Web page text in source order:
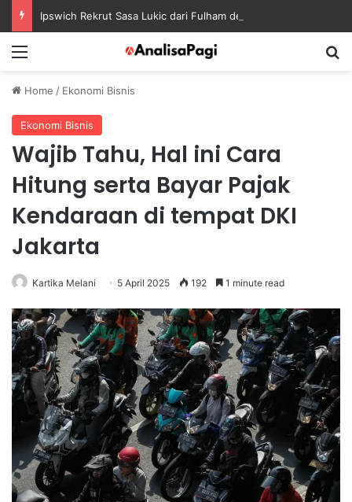
Home / Ekonomi Bisnis
Ekonomi Bisnis
Wajib Tahu, Hal ini Cara
Hitung serta Bayar Pajak
Kendaraan di tempat DKI
Jakarta
Kartika Melani 5 April 2025 192 1 minute read